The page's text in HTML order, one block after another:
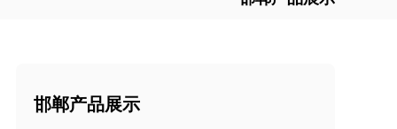
邯郸产品展示